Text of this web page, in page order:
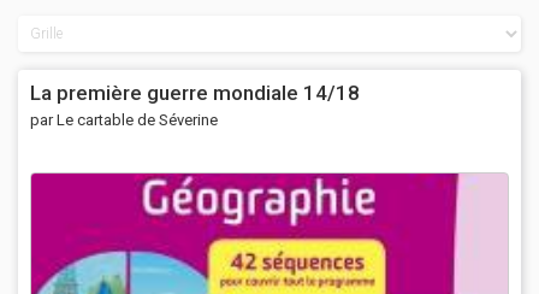
La première guerre mondiale 14/18
par Le cartable de Séverine